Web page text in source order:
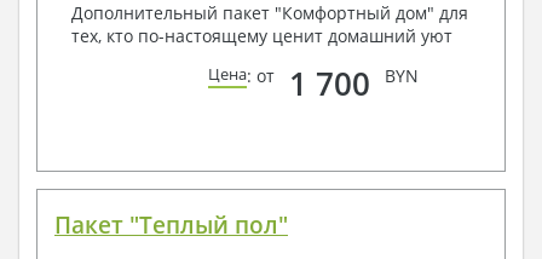
Дополнительный пакет "Комфортный дом" для
тех, кто по-настоящему ценит домашний уют
Цена: от 1 700 BYN
Пакет "Теплый пол"